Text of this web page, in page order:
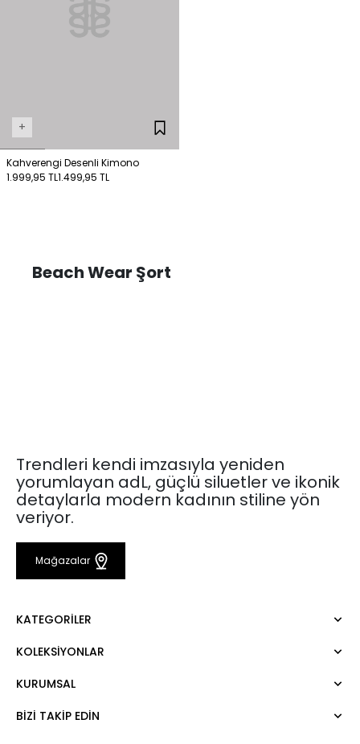
+
Kahverengi Desenli Kimono
1.999,95 TL1.499,95 TL
Beach Wear Şort
Trendleri kendi imzasıyla yeniden
yorumlayan adL, güçlü siluetler ve ikonik
detaylarla modern kadının stiline yön
veriyor.
Mağazalar
KATEGORILER
Elbise
Pantolon
KOLEKSIYONLAR
Mert Aslan
Night Zoom
KURUMSAL
Hakkımızda
BIZI TAKIP EDIN